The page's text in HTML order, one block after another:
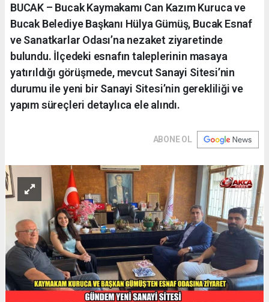
BUCAK – Bucak Kaymakamı Can Kazım Kuruca ve
Bucak Belediye Başkanı Hülya Gümüş, Bucak Esnaf
ve Sanatkarlar Odası’na nezaket ziyaretinde
bulundu. İlçedeki esnafın taleplerinin masaya
yatırıldığı görüşmede, mevcut Sanayi Sitesi’nin
durumu ile yeni bir Sanayi Sitesi’nin gerekliliği ve
yapım süreçleri detaylıca ele alındı.
ABONE OL